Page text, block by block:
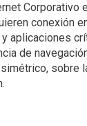
Corporativo
conexión
aplicaciones
de
sobre